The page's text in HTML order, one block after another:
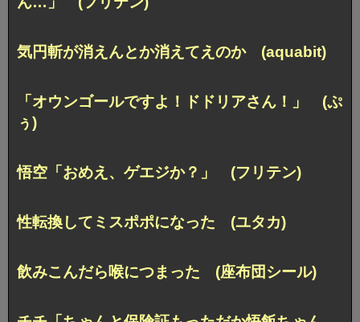
気円斬が消えんとか消えてえのか (aquabit)
「オウンゴールですよ！ドドリアさん！」 (ぷ
ぅ)
悟空「おめえ、ゲエジか？」 (フリテン)
性転換してミスポポになった (ユタカ)
飲みこんだら喉につまった (座布団シール)